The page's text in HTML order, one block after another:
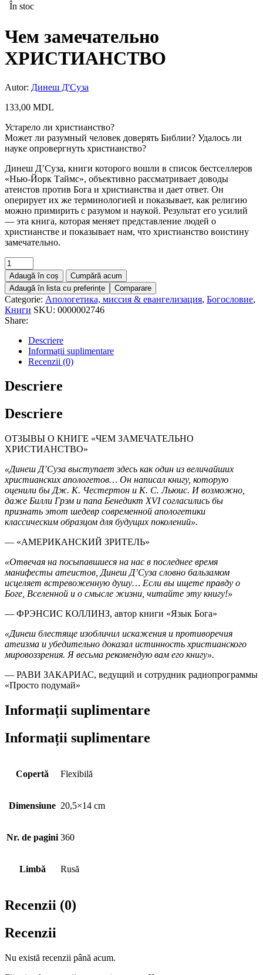
În stoc
Чем замечательно
ХРИСТИАНСТВО
Autor: Динеш Д'Суза
133,00 MDL
Устарело ли христианство?
Может ли разумный человек доверять Библии? Удалось ли
науке опровергнуть христианство?
Динеш Д’Суза, книги которого вошли в список бестселлеров
«Нью-Йорк Таймс», объективно рассматривает доводы
атеистов против Бога и христианства и дает ответ. Он
оперирует их же терминологией и показывает, как религию
можно примирить с разумом и наукой. Результат его усилий
— эта книга, которая меняет представление людей о
христианстве и показывает нам, что христианство воистину
замечательно.
Adaugă în coș
Cumpără acum
Adaugă în lista cu preferințe
Comparare
Categorie: Апологетика, миссия & евангелизация, Богословие,
Книги SKU: 0000002746
Share:
Descriere
Informații suplimentare
Recenzii (0)
Descriere
Descriere
ОТЗЫВЫ О КНИГЕ «ЧЕМ ЗАМЕЧАТЕЛЬНО
ХРИСТИАНСТВО»
«Динеш Д’Суза выступает здесь как один из величайших
христианских апологетов… Он написал книгу, которую
оценили бы Дж. К. Честертон и К. С. Льюис. И возможно,
даже Билли Грэм и папа Бенедикт XVI согласились бы
признать этот шедевр современной апологетики
классическим образцом для будущих поколений».
— «АМЕРИКАНСКИЙ ЗРИТЕЛЬ»
«Отвечая на посыпавшиеся на нас в последнее время
манифесты атеистов, Динеш Д’Суза словно бальзамом
исцеляет встревоженную душу… Если вы ищете правду о
Боге, Вселенной и о смысле жизни, читайте эту книгу!»
— ФРЭНСИС КОЛЛИНЗ, автор книги «Язык Бога»
«Динеш блестяще изобличил искажения и противоречия
атеизма и убедительно доказал истинность христианского
мировоззрения. Я весьма рекомендую вам его книгу».
— РАВИ ЗАКАРИАС, ведущий и сотрудник радиопрограммы
«Просто подумай»
Informații suplimentare
Informații suplimentare
Copertă Flexibilă
Dimensiune 20,5×14 cm
Nr. de pagini 360
Limbă Rusă
Recenzii (0)
Recenzii
Nu există recenzii până acum.